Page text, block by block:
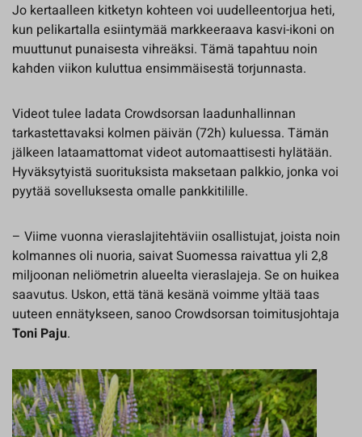
Jo kertaalleen kitketyn kohteen voi uudelleentorjua heti,
kun pelikartalla esiintymää markkeeraava kasvi-ikoni on
muuttunut punaisesta vihreäksi. Tämä tapahtuu noin
kahden viikon kuluttua ensimmäisestä torjunnasta.
Videot tulee ladata Crowdsorsan laadunhallinnan
tarkastettavaksi kolmen päivän (72h) kuluessa. Tämän
jälkeen lataamattomat videot automaattisesti hylätään.
Hyväksytyistä suorituksista maksetaan palkkio, jonka voi
pyytää sovelluksesta omalle pankkitilille.
– Viime vuonna vieraslajitehtäviin osallistujat, joista noin
kolmannes oli nuoria, saivat Suomessa raivattua yli 2,8
miljoonan neliömetrin alueelta vieraslajeja. Se on huikea
saavutus. Uskon, että tänä kesänä voimme yltää taas
uuteen ennätykseen, sanoo Crowdsorsan toimitusjohtaja
Toni Paju.